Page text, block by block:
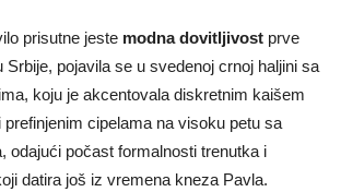
prisutne jeste modna dovitljivost prve
Srbije, pojavila se u svedenoj crnoj haljini sa
koju je akcentovala diskretnim kaišem
cipelama na visoku petu sa
odajući počast formalnosti trenutka i
datira još iz vremena kneza Pavla.